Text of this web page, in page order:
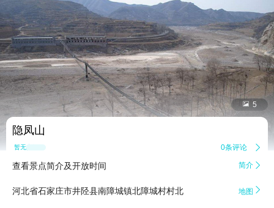
 5
隐凤山
暂无点评 0条评论 
查看景点简介及开放时间 简介 
河北省石家庄市井陉县南障城镇北障城村村北 地图 
